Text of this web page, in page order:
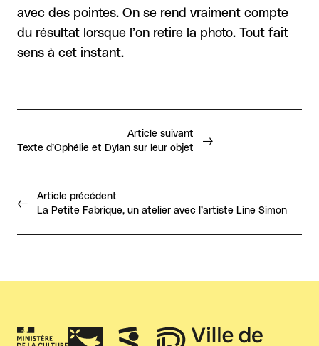
avec des pointes. On se rend vraiment compte
du résultat lorsque l’on retire la photo. Tout fait
sens à cet instant.
Article précédent
La Petite Fabrique, un atelier avec l’artiste Line Simon
Article suivant
Texte d’Ophélie et Dylan sur leur objet